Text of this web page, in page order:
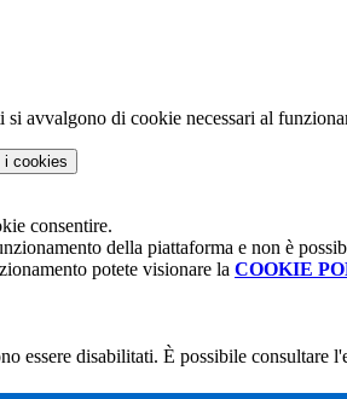
avvalgono di cookie necessari al
i cookies
consentire.
della piattaforma e non è
potete visionare la COOKIE
essere disabilitati. È possibile consultare